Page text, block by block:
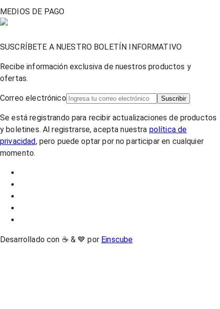
MEDIOS DE PAGO
SUSCRÍBETE A NUESTRO BOLETÍN INFORMATIVO
Recibe información exclusiva de nuestros productos y
ofertas.
Correo electrónico Suscribir
Se está registrando para recibir actualizaciones de productos
y boletines. Al registrarse, acepta nuestra política de
privacidad, pero puede optar por no participar en cualquier
momento.
Desarrollado con ☕ & 💙 por Einscube